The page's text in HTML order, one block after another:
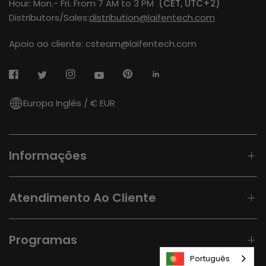
Hour: Mon.- Fri. From 7 AM to 3 PM (CET, UTC+2)
Distributors/Sales:distribution@laifentech.com
Apoio ao cliente: csteam@laifentech.com
Europa Inglês / € EUR
Informações
Atendimento Ao Cliente
Programas
Português